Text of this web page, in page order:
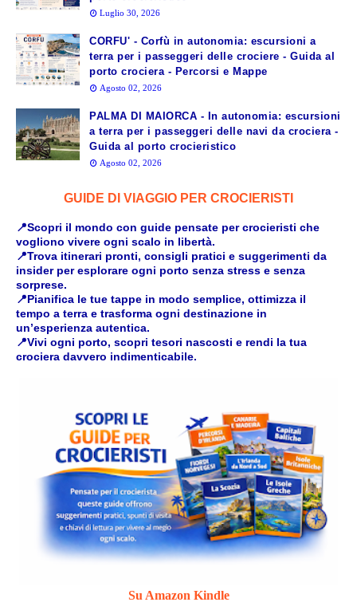
Luglio 30, 2026
CORFU' - Corfù in autonomia: escursioni a
terra per i passeggeri delle crociere - Guida al
porto crociera - Percorsi e Mappe
Agosto 02, 2026
PALMA DI MAIORCA - In autonomia: escursioni
a terra per i passeggeri delle navi da crociera -
Guida al porto crocieristico
Agosto 02, 2026
GUIDE DI VIAGGIO PER CROCIERISTI
📍Scopri il mondo con guide pensate per crocieristi che
vogliono vivere ogni scalo in libertà.
📍Trova itinerari pronti, consigli pratici e suggerimenti da
insider per esplorare ogni porto senza stress e senza
sorprese.
📍Pianifica le tue tappe in modo semplice, ottimizza il
tempo a terra e trasforma ogni destinazione in
un’esperienza autentica.
📍Vivi ogni porto, scopri tesori nascosti e rendi la tua
crociera davvero indimenticabile.
Su Amazon Kindle